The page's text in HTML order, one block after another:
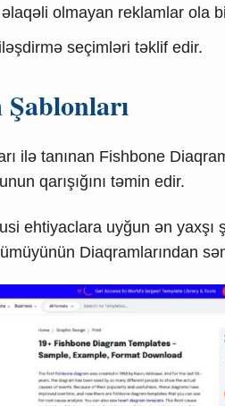
olmayan reklamlar ola
seçimləri təklif edir.
ilə tanınan Fishbone
qarışığını təmin edir.
ehtiyaclara uyğun ən yaxşı
Diaqramlarından